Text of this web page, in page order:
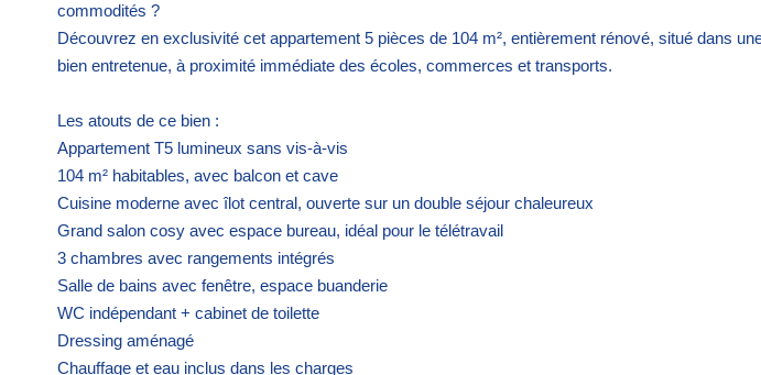
commodités ?
Découvrez en exclusivité cet appartement 5 pièces de 104 m², entièrement rénové, situé dans
bien entretenue, à proximité immédiate des écoles, commerces et transports.
Les atouts de ce bien :
Appartement T5 lumineux sans vis-à-vis
104 m² habitables, avec balcon et cave
Cuisine moderne avec îlot central, ouverte sur un double séjour chaleureux
Grand salon cosy avec espace bureau, idéal pour le télétravail
3 chambres avec rangements intégrés
Salle de bains avec fenêtre, espace buanderie
WC indépendant + cabinet de toilette
Dressing aménagé
Chauffage et eau inclus dans les charges